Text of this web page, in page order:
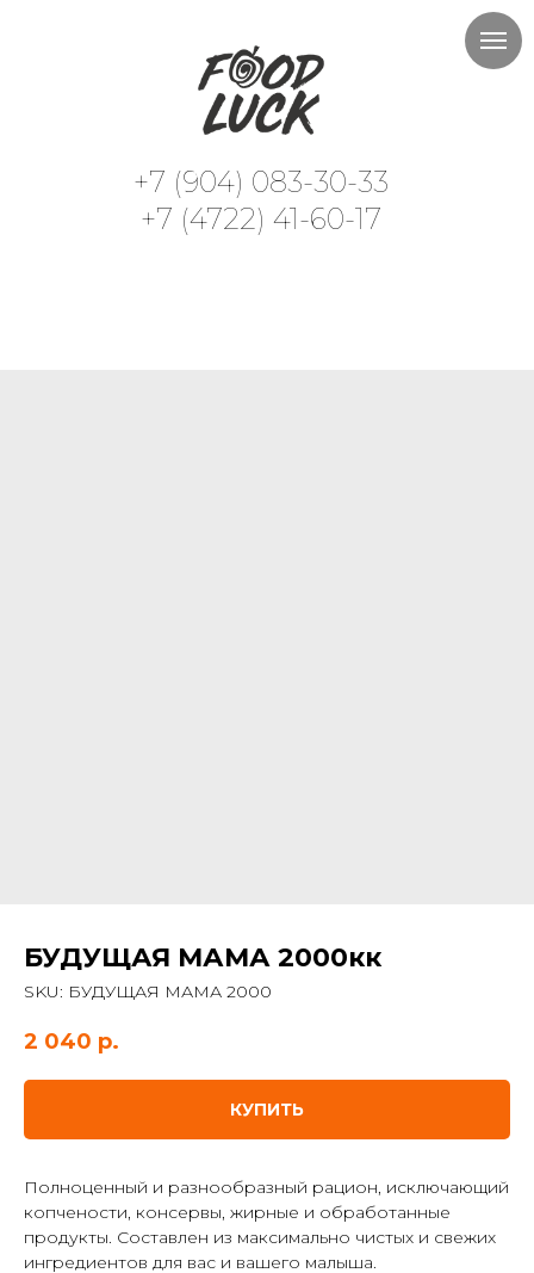
+7 (904) 083-30-33
+7 (4722) 41-60-17
БУДУЩАЯ МАМА 2000кк
SKU: БУДУЩАЯ МАМА 2000
2 040 р.
КУПИТЬ
Полноценный и разнообразный рацион, исключающий
копчености, консервы, жирные и обработанные
продукты. Составлен из максимально чистых и свежих
ингредиентов для вас и вашего малыша.